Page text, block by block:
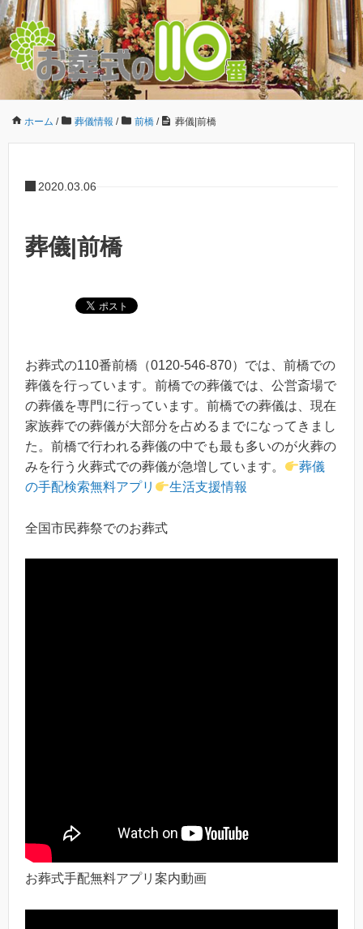
ホーム / 葬儀情報 / 前橋 / 葬儀|前橋
2020.03.06
葬儀|前橋
お葬式の110番前橋（0120-546-870）では、前橋での
葬儀を行っています。前橋での葬儀では、公営斎場で
の葬儀を専門に行っています。前橋での葬儀は、現在
家族葬での葬儀が大部分を占めるまでになってきまし
た。前橋で行われる葬儀の中でも最も多いのが火葬の
みを行う火葬式での葬儀が急増しています。
葬儀
の手配検索無料アプリ
生活支援情報
全国市民葬祭でのお葬式
お葬式手配無料アプリ案内動画